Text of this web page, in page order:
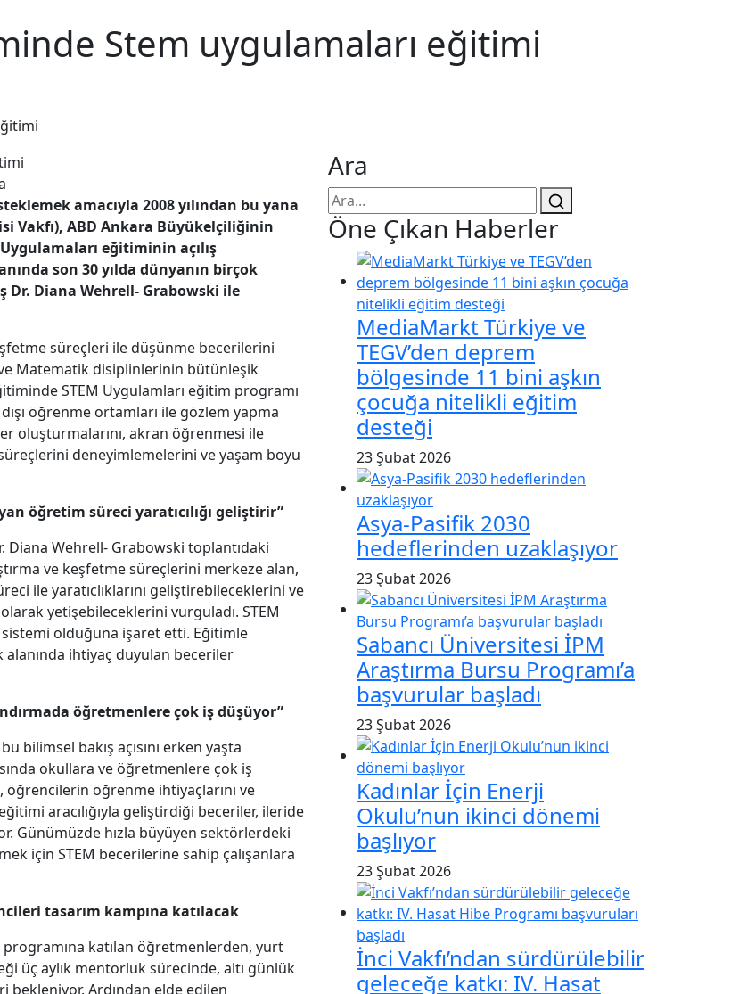
Stem uygulamaları eğitimi
amacıyla 2008 yılından bu yana
Vakfı), ABD Ankara Büyükelçiliğinin
eğitiminin açılış
son 30 yılda dünyanın birçok
Dr. Diana Wehrell- Grabowski ile
süreçleri ile düşünme becerilerini
Matematik disiplinlerinin bütünleşik
STEM Uygulamları eğitim programı
öğrenme ortamları ile gözlem yapma
oluşturmalarını, akran öğrenmesi ile
deneyimlemelerini ve yaşam boyu
öğretim süreci yaratıcılığı geliştirir”
Diana Wehrell- Grabowski toplantıdaki
ve keşfetme süreçlerini merkeze alan,
ile yaratıclıklarını geliştirebileceklerini ve
yetişebileceklerini vurguladı. STEM
olduğuna işaret etti. Eğitimle
ihtiyaç duyulan beceriler
öğretmenlere çok iş düşüyor”
bilimsel bakış açısını erken yaşta
okullara ve öğretmenlere çok iş
öğrenme ihtiyaçlarını ve
aracılığıyla geliştirdiği beceriler, ileride
Günümüzde hızla büyüyen sektörlerdeki
için STEM becerilerine sahip çalışanlara
tasarım kampına katılacak
programına katılan öğretmenlerden, yurt
üç aylık mentorluk sürecinde, altı günlük
bekleniyor. Ardından elde edilen
Ara
Öne Çıkan Haberler
MediaMarkt Türkiye ve
TEGV’den deprem
bölgesinde 11 bini aşkın
çocuğa nitelikli eğitim
desteği
23 Şubat 2026
Asya-Pasifik 2030
hedeflerinden uzaklaşıyor
23 Şubat 2026
Sabancı Üniversitesi İPM
Araştırma Bursu Programı’a
başvurular başladı
23 Şubat 2026
Kadınlar İçin Enerji
Okulu’nun ikinci dönemi
başlıyor
23 Şubat 2026
İnci Vakfı’ndan sürdürülebilir
geleceğe katkı: IV. Hasat